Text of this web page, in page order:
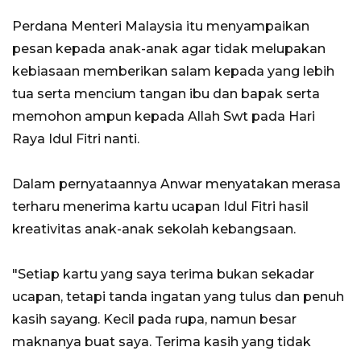
Perdana Menteri Malaysia itu menyampaikan
pesan kepada anak-anak agar tidak melupakan
kebiasaan memberikan salam kepada yang lebih
tua serta mencium tangan ibu dan bapak serta
memohon ampun kepada Allah Swt pada Hari
Raya Idul Fitri nanti.
Dalam pernyataannya Anwar menyatakan merasa
terharu menerima kartu ucapan Idul Fitri hasil
kreativitas anak-anak sekolah kebangsaan.
"Setiap kartu yang saya terima bukan sekadar
ucapan, tetapi tanda ingatan yang tulus dan penuh
kasih sayang. Kecil pada rupa, namun besar
maknanya buat saya. Terima kasih yang tidak